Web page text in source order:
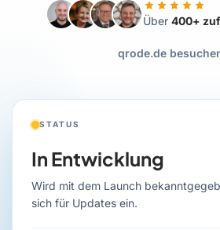
Über 400+
qrode.de
STATUS
In Entwicklung
Wird mit dem Launch
sich für Updates ein.